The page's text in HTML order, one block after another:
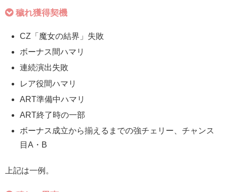
穢れ獲得契機
CZ「魔女の結界」失敗
ボーナス間ハマリ
連続演出失敗
レア役間ハマリ
ART準備中ハマリ
ART終了時の一部
ボーナス成立から揃えるまでの強チェリー、チャンス
目A・B
上記は一例。